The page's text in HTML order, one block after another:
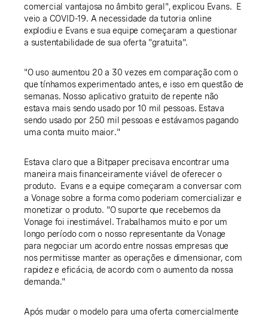
comercial vantajosa no âmbito geral", explicou Evans. E
veio a COVID-19. A necessidade da tutoria online
explodiu e Evans e sua equipe começaram a questionar
a sustentabilidade de sua oferta "gratuita".
"O uso aumentou 20 a 30 vezes em comparação com o
que tínhamos experimentado antes, e isso em questão de
semanas. Nosso aplicativo gratuito de repente não
estava mais sendo usado por 10 mil pessoas. Estava
sendo usado por 250 mil pessoas e estávamos pagando
uma conta muito maior."
Estava claro que a Bitpaper precisava encontrar uma
maneira mais financeiramente viável de oferecer o
produto. Evans e a equipe começaram a conversar com
a Vonage sobre a forma como poderiam comercializar e
monetizar o produto. "O suporte que recebemos da
Vonage foi inestimável. Trabalhamos muito e por um
longo período com o nosso representante da Vonage
para negociar um acordo entre nossas empresas que
nos permitisse manter as operações e dimensionar, com
rapidez e eficácia, de acordo com o aumento da nossa
demanda."
Após mudar o modelo para uma oferta comercialmente